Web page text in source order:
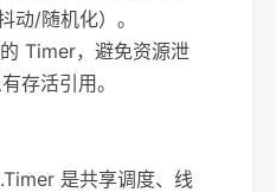
动/随机化）。
Timer，避免资源泄
存活引用。
是共享调度、线